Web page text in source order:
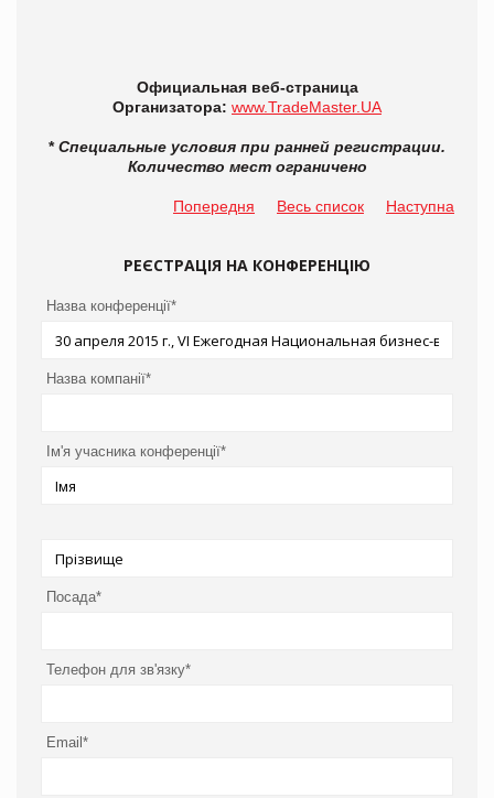
Официальная веб-страница
Организатора: www.TradeMaster.UA
*Специальные условия при ранней регистрации.
Количество мест ограничено
Попередня Весь список Наступна
РЕЄСТРАЦІЯ НА КОНФЕРЕНЦІЮ
Назва конференції*
Назва компанії*
Ім'я учасника конференції*
Посада*
Телефон для зв'язку*
Email*